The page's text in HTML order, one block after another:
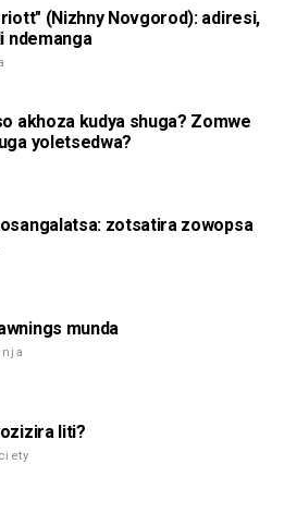
(Nizhny Novgorod): adiresi,
ndemanga
akhoza kudya shuga? Zomwe
yoletsedwa?
zotsatira zowopsa
munda
liti?